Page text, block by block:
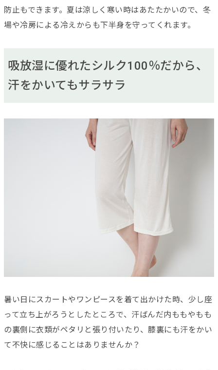
防止もできます。夏は涼しく寒い時はあたたかいので、冬
場や冷房による冷えからも下半身を守ってくれます。
吸放湿に優れたシルク100％だから、
汗をかいてもサラサラ
暑い日にスカートやワンピースを着て出かけた時、少し座
って立ち上がろうとしたところで、汗ばんだ内ももやもも
の裏側に衣類がペタリと張り付いたり、膝裏にも汗をかい
て不快に感じることはありませんか？